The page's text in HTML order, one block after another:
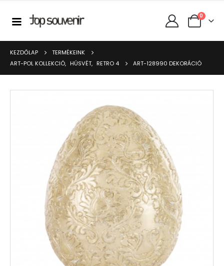
0
KEZDŐLAP
TERMÉKEINK
ART-POL KOLLEKCIÓ, HÚSVÉT, RETRO 4 ART-128990 DEKORÁCIÓ